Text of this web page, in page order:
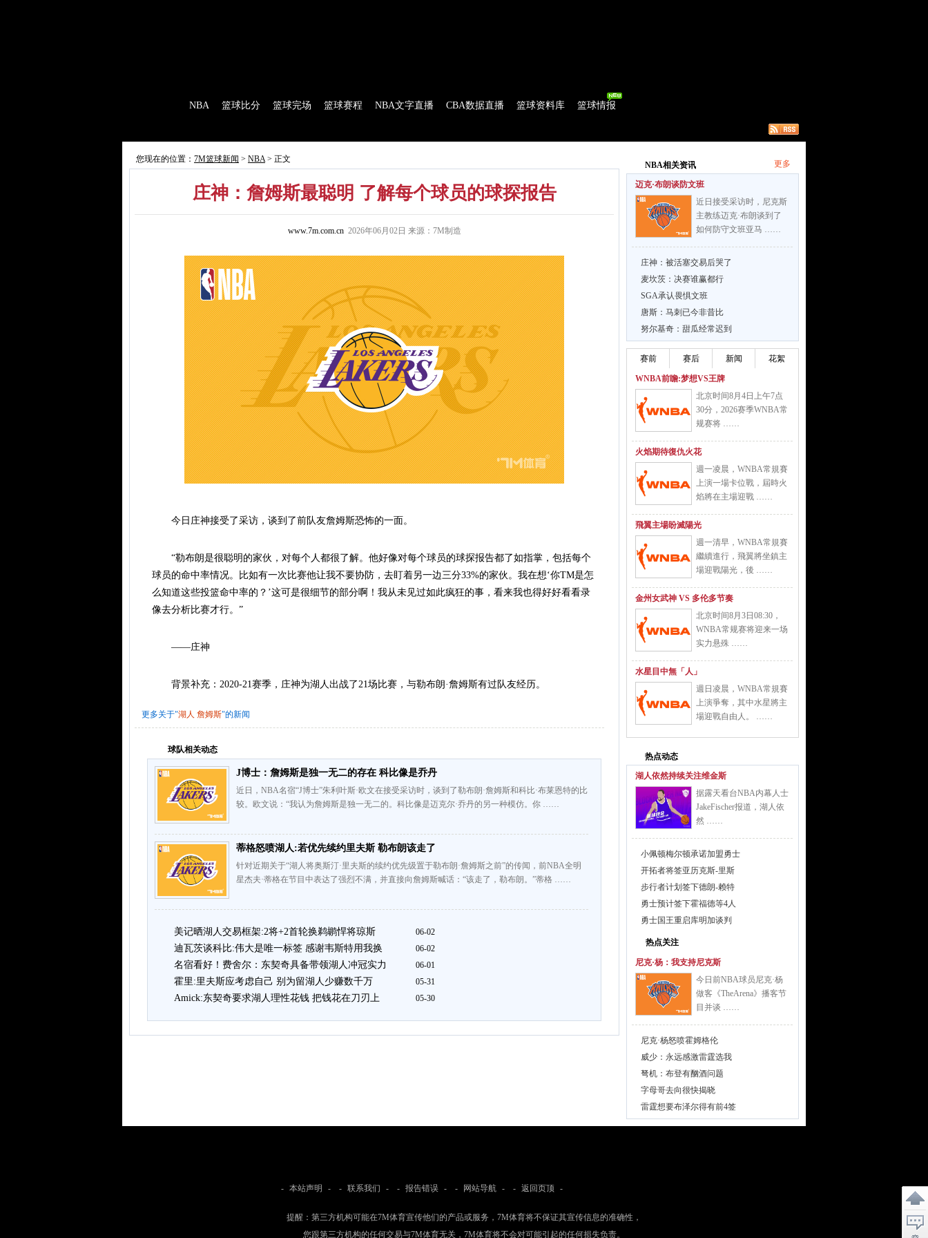
NBA 篮球比分 篮球完场 篮球赛程 NBA文字直播 CBA数据直播 篮球资料库 篮球情报
您现在的位置： 7M篮球新闻 > NBA> 正文
庄神：詹姆斯最聪明 了解每个球员的球探报告
www.7m.com.cn2026年06月02日 来源：7M制造
今日庄神接受了采访，谈到了前队友詹姆斯恐怖的一面。
“勒布朗是很聪明的家伙，对每个人都很了解。他好像对每个球员的球探报告都了如指掌，包括每个
球员的命中率情况。比如有一次比赛他让我不要协防，去盯着另一边三分33%的家伙。我在想‘你TM是怎
么知道这些投篮命中率的？’这可是很细节的部分啊！我从未见过如此疯狂的事，看来我也得好好看看录
像去分析比赛才行。”
——庄神
背景补充：2020-21赛季，庄神为湖人出战了21场比赛，与勒布朗·詹姆斯有过队友经历。
更多关于"湖人 詹姆斯"的新闻
球队相关动态
J博士：詹姆斯是独一无二的存在 科比像是乔丹
近日，NBA名宿“J博士”朱利叶斯·欧文在接受采访时，谈到了勒布朗·詹姆斯和科比·布莱恩特的比
较。欧文说：“我认为詹姆斯是独一无二的。科比像是迈克尔·乔丹的另一种模仿。你 ……
蒂格怒喷湖人:若优先续约里夫斯 勒布朗该走了
针对近期关于“湖人将奥斯汀·里夫斯的续约优先级置于勒布朗·詹姆斯之前”的传闻，前NBA全明
星杰夫·蒂格在节目中表达了强烈不满，并直接向詹姆斯喊话：“该走了，勒布朗。”蒂格 ……
美记晒湖人交易框架:2将+2首轮换鹈鹕悍将琼斯 06-02
迪瓦茨谈科比:伟大是唯一标签 感谢韦斯特用我换 06-02
名宿看好！费舍尔：东契奇具备带领湖人冲冠实力 06-01
霍里:里夫斯应考虑自己 别为留湖人少赚数千万 05-31
Amick:东契奇要求湖人理性花钱 把钱花在刀刃上 05-30
NBA相关资讯 更多
迈克·布朗谈防文班
近日接受采访时，尼克斯
主教练迈克·布朗谈到了
如何防守文班亚马 ……
庄神：被活塞交易后哭了
麦坎茨：决赛谁赢都行
SGA承认畏惧文班
唐斯：马刺已今非昔比
努尔基奇：甜瓜经常迟到
赛前 赛后 新闻 花絮
WNBA前瞻:梦想VS王牌
北京时间8月4日上午7点
30分，2026赛季WNBA常
规赛将 ……
火焰期待復仇火花
週一凌晨，WNBA常規賽
上演一場卡位戰，屆時火
焰將在主場迎戰 ……
飛翼主場盼滅陽光
週一清早，WNBA常規賽
繼續進行，飛翼將坐鎮主
場迎戰陽光，後 ……
金州女武神 VS 多伦多节奏
北京时间8月3日08:30，
WNBA常规赛将迎来一场
实力悬殊 ……
水星目中無「人」
週日凌晨，WNBA常規賽
上演爭奪，其中水星將主
場迎戰自由人。 ……
热点动态
湖人依然持续关注维金斯
据露天看台NBA内幕人士
JakeFischer报道，湖人依
然 ……
小佩顿梅尔顿承诺加盟勇士
开拓者将签亚历克斯-里斯
步行者计划签下德朗-赖特
勇士预计签下霍福德等4人
勇士国王重启库明加谈判
热点关注
尼克·杨：我支持尼克斯
今日前NBA球员尼克·杨
做客《TheArena》播客节
目并谈 ……
尼克·杨怒喷霍姆格伦
威少：永远感激雷霆选我
弩机：布登有酗酒问题
字母哥去向很快揭晓
雷霆想要布泽尔得有前4签
- 本站声明 - - 联系我们 - - 报告错误 - - 网站导航 - - 返回页顶 -
提醒：第三方机构可能在7M体育宣传他们的产品或服务，7M体育将不保证其宣传信息的准确性，
您跟第三方机构的任何交易与7M体育无关，7M体育将不会对可能引起的任何损失负责。